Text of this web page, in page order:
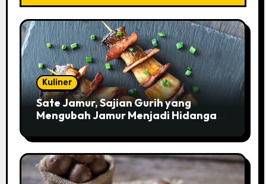
Kuliner
Sate Jamur, Sajian Gurih yang
Mengubah Jamur Menjadi Hidangan